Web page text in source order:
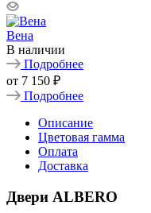
Вена
В наличии
Подробнее
от 7 150 ₽
Подробнее
Описание
Цветовая гамма
Оплата
Доставка
Двери ALBERO